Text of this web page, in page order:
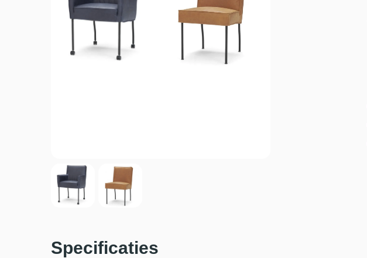
Specificaties